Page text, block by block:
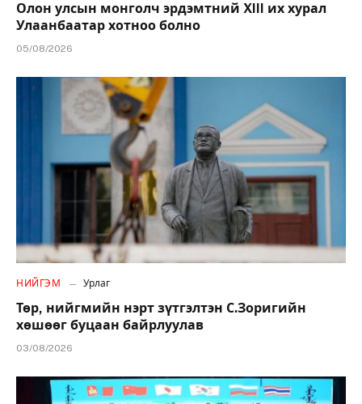
Олон улсын монголч эрдэмтний XIII их хурал
Улаанбаатар хотноо болно
05/08/2026
НИЙГЭМ Урлаг
Төр, нийгмийн нэрт зүтгэлтэн С.Зоригийн
хөшөөг буцаан байрлуулав
03/08/2026